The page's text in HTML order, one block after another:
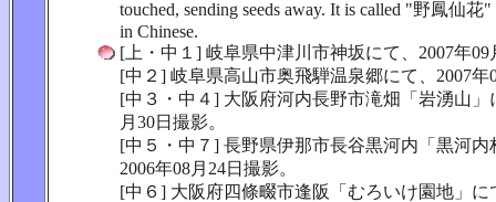
touched, sending seeds away. It is called "野鳳仙花
in Chinese.
[上・中１] 岐阜県中津川市神坂にて、2007年09
[中２] 岐阜県高山市奥飛騨温泉郷にて、2007年
[中３・中４] 大阪府河内長野市滝畑「岩湧山」
月30日撮影。
[中５・中７] 長野県伊那市長谷黒河内「黒河内
2006年08月24日撮影。
[中６] 大阪府四條畷市逢阪「むろいけ園地」に